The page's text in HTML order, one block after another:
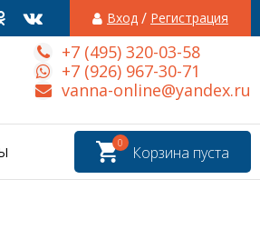
Вход / Регистрация
+7 (495) 320-03-58
+7 (926) 967-30-71
vanna-online@yandex.ru
Корзина пуста
0